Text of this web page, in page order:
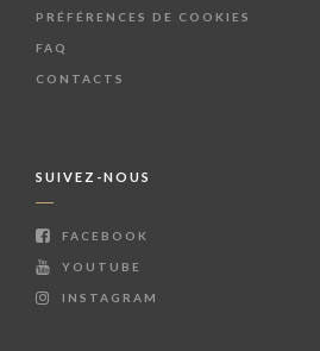
PRÉFÉRENCES DE COOKIES
FAQ
CONTACTS
SUIVEZ-NOUS
FACEBOOK
YOUTUBE
INSTAGRAM